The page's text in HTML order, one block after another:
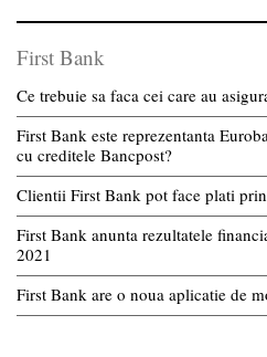
First Bank
Ce trebuie sa faca cei care au
First Bank este reprezentanta
cu creditele Bancpost?
Clientii First Bank pot face plati
First Bank anunta rezultatele
2021
First Bank are o noua aplicatie de